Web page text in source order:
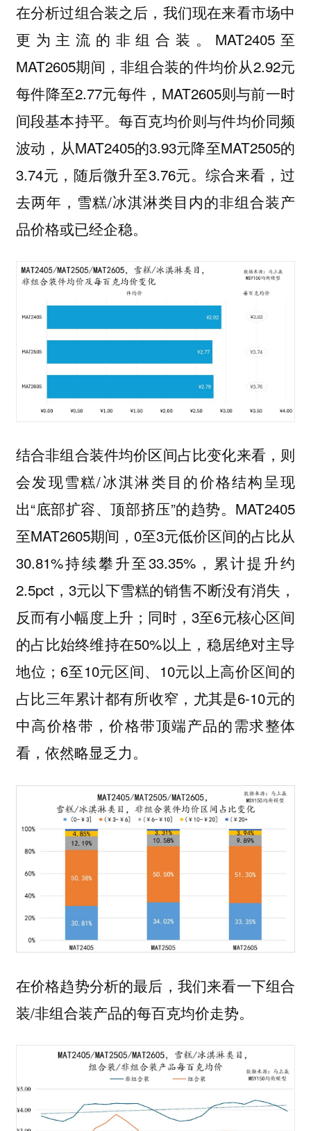
在分析过组合装之后，我们现在来看市场中
更为主流的非组合装。MAT2405至
MAT2605期间，非组合装的件均价从2.92元
每件降至2.77元每件，MAT2605则与前一时
间段基本持平。每百克均价则与件均价同频
波动，从MAT2405的3.93元降至MAT2505的
3.74元，随后微升至3.76元。综合来看，过
去两年，雪糕/冰淇淋类目内的非组合装产
品价格或已经企稳。
结合非组合装件均价区间占比变化来看，则
会发现雪糕/冰淇淋类目的价格结构呈现
出“底部扩容、顶部挤压”的趋势。MAT2405
至MAT2605期间，0至3元低价区间的占比从
30.81%持续攀升至33.35%，累计提升约
2.5pct，3元以下雪糕的销售不断没有消失，
反而有小幅度上升；同时，3至6元核心区间
的占比始终维持在50%以上，稳居绝对主导
地位；6至10元区间、10元以上高价区间的
占比三年累计都有所收窄，尤其是6-10元的
中高价格带，价格带顶端产品的需求整体
看，依然略显乏力。
在价格趋势分析的最后，我们来看一下组合
装/非组合装产品的每百克均价走势。